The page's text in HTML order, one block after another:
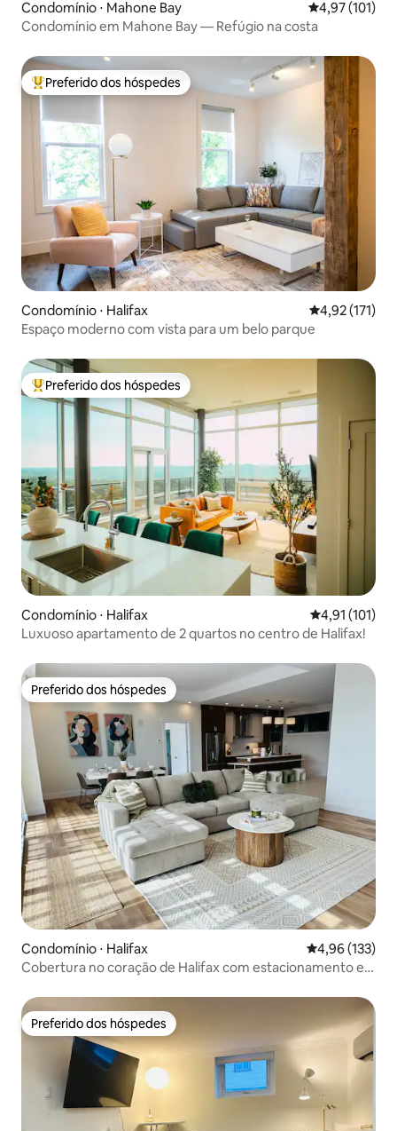
respostas mais rápidas.
Condomínio ⋅ Mahone Bay 4,97 de uma
4,97 (101)
Condomínio em Mahone Bay — Refúgio na costa
Entre os melhores preferidos dos hóspedes
Preferido dos hóspedes
Condomínio ⋅ Halifax 4,92 de uma
4,92 (171)
Espaço moderno com vista para um belo parque
Entre os melhores preferidos dos hóspedes
Preferido dos hóspedes
Condomínio ⋅ Halifax 4,91 de uma
4,91 (101)
Luxuoso apartamento de 2 quartos no centro de Halifax!
Preferido dos hóspedes
Preferido dos hóspedes
Condomínio ⋅ Halifax 4,96 de uma
4,96 (133)
Cobertura no coração de Halifax com estacionamento e
Preferido dos hóspedes
Preferido dos hóspedes